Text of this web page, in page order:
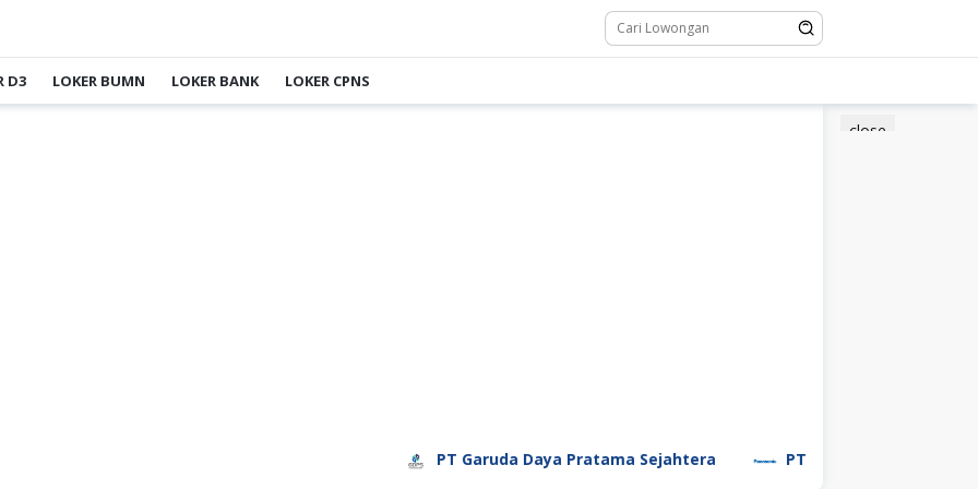
D3 LOKER BUMN LOKER BANK LOKER CPNS
close
PT Garuda Daya Pratama Sejahtera PT Panasonic Manufacturing